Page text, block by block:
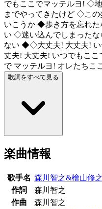
でもここでマッテルヨ! ◇
までやってきたけど ◇この
いこうか ◆歩き方を忘れた
い ◇迷い込んでしまった
ない ◆◇大丈夫! 大丈夫!
丈夫! 大丈夫! いつでもこ
で マッテルヨ! オレたちこ
歌詞をすべて見る
楽曲情報
歌手名 森川智之&檜山修之
作詞
森川智之
作曲
森川智之